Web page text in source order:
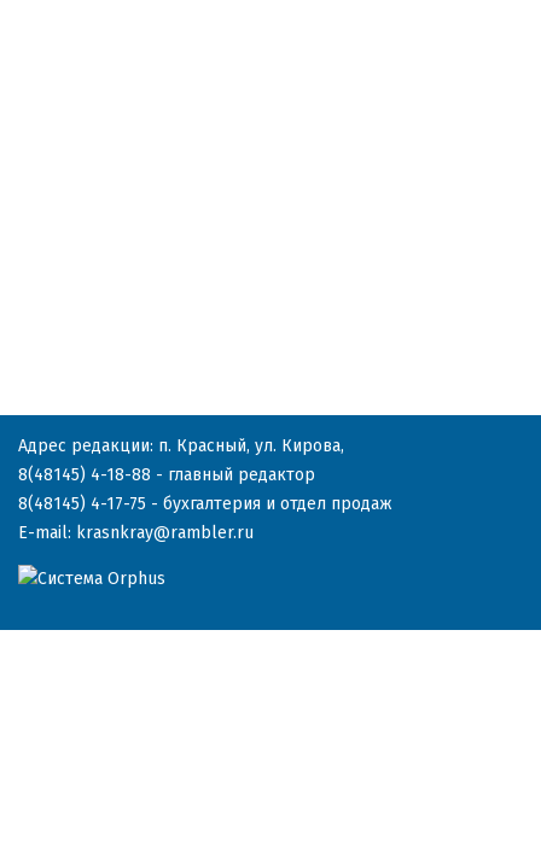
Адрес редакции: п. Красный, ул. Кирова,
8(48145) 4-18-88 - главный редактор
8(48145) 4-17-75 - бухгалтерия и отдел продаж
E-mail: krasnkray@rambler.ru